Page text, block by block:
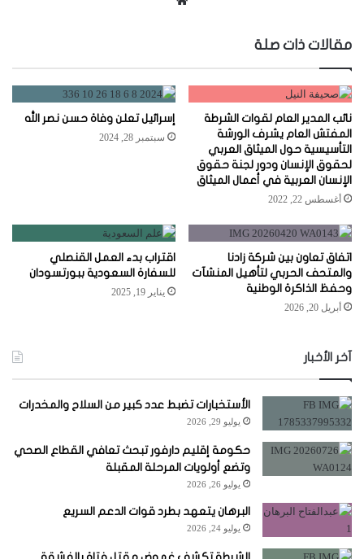
مقالات ذات صلة
نائب المدير العام لقوات الشرطة
المفتش العام يشرف الورشة
التأسيسية حول الميثاق العربي
لحقوق الإنسان ودور لجنة حقوق
الإنسان العربية في أعمال الميثاق
أغسطس 22, 2022
إسرائيل تعلن وفاة حسن نصر الله
سبتمبر 28, 2024
اتفاق تعاون بين شركة زادنا
والمتحف الحربي لتأهيل المنشآت
وحفظ الذاكرة الوطنية
أبريل 20, 2026
اقتراب بدء العمل القنصلي
للسفارة السعودية ببورتسودان
يناير 19, 2025
آخر الأخبار
الأستخبارات تضبط عدد كبير من السلاح والمخدرات
يوليو 29, 2026
حكومة إقليم دارفور تبحث تعافي القطاع الصحي
وتضع أولويات المرحلة المقبلة
يوليو 26, 2026
البرهان يتعهد بطرد قوات الدعم السريع
يوليو 24, 2026